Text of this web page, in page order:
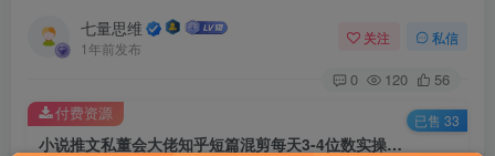
七量思维
1年前发布
关注 私信
0 120 56
小说推文私董会大佬知乎短篇混剪每天3-4位数实操经验分享
付费资源 已售 33